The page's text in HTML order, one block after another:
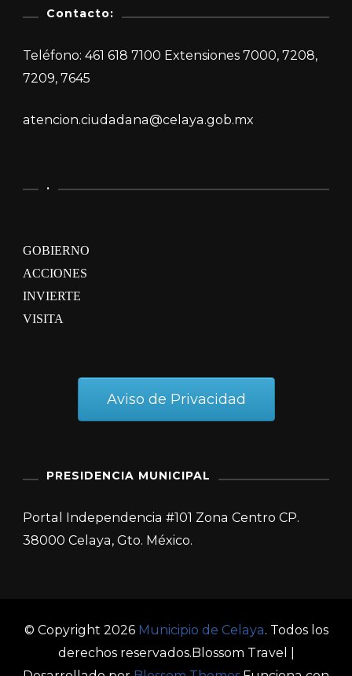
Contacto:
Teléfono: 461 618 7100 Extensiones 7000, 7208,
7209, 7645
atencion.ciudadana@celaya.gob.mx
.
GOBIERNO
ACCIONES
INVIERTE
VISITA
Aviso de Privacidad
PRESIDENCIA MUNICIPAL
Portal Independencia #101 Zona Centro CP.
38000 Celaya, Gto. México.
© Copyright 2026 Municipio de Celaya. Todos los
derechos reservados.Blossom Travel |